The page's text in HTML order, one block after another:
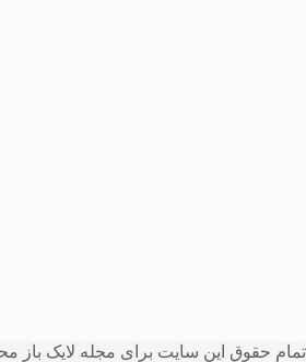
تمام حقوق این سایت برای مجله لایک باز